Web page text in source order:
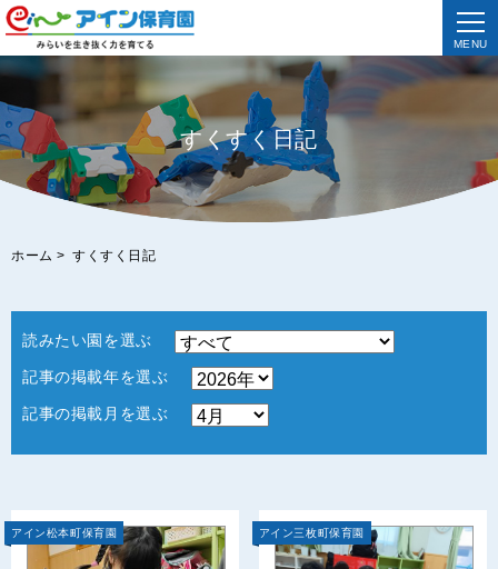
MENU
すくすく日記
ホーム > すくすく日記
読みたい園を選ぶ
記事の掲載年を選ぶ
記事の掲載月を選ぶ
アイン松本町保育園 アイン三枚町保育園